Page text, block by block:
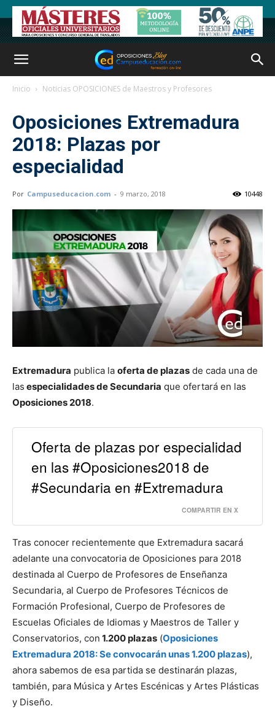
Inicio Noticias OPOSICIONES de Maestros y Profesores
Oposiciones Extremadura
2018: Plazas por
especialidad
Por Campuseducacion.com - 9 marzo, 2018 10448
Extremadura publica la oferta de plazas de cada una de
las especialidades de Secundaria que ofertará en las
Oposiciones 2018.
Oferta de plazas por especialidad
en las #Oposiciones2018 de
#Secundaria en #Extremadura
COMPARTIR EN X
Tras conocer recientemente que Extremadura sacará
adelante una convocatoria de Oposiciones para 2018
destinada al Cuerpo de Profesores de Enseñanza
Secundaria, al Cuerpo de Profesores Técnicos de
Formación Profesional, Cuerpo de Profesores de
Escuelas Oficiales de Idiomas y Maestros de Taller y
Conservatorios, con 1.200 plazas (Oposiciones
Extremadura 2018: Se convocarán unas 1.200 plazas),
ahora sabemos de esa partida se destinarán plazas,
también, para Música y Artes Escénicas y Artes Plásticas
y Diseño.